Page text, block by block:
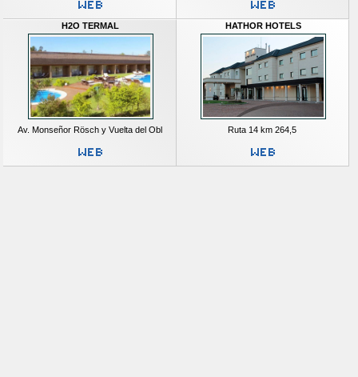
H2O TERMAL
Av. Monseñor Rösch y Vuelta del Obl
HATHOR HOTELS
Ruta 14 km 264,5